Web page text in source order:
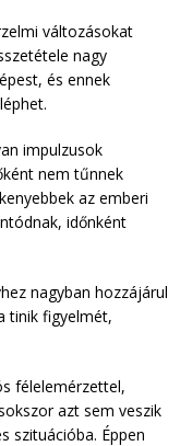
változásokat
nagy
és ennek
impulzusok
nem tűnnek
az emberi
időnként
nagyban hozzájárul
tinik figyelmét,
félelemérzettel,
azt sem veszik
szituációba. Éppen